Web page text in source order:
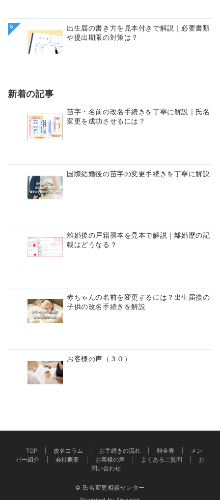
6
出生届の書き方を見本付きで解説｜必要書類
や提出期限の対策は？
新着の記事
苗字・名前の改名手続きを丁寧に解説｜氏名
変更を成功させるには？
国際結婚後の苗字の変更手続きを丁寧に解説
離婚後の戸籍謄本を見本で解説｜離婚歴の記
載はどうなる？
赤ちゃんの名前を変更するには？出生届後の
子供の改名手続きを解説
お客様の声（３０）
TOP 改名コラム お手続きの流れ 料金表
メン
バー紹介
会社概要 お客様の声 よくあるご質問
お
問い合わせ
© 氏名変更相談センター